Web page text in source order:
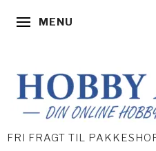
SKIFTE NAVIGATION
MENU
FRI FRAGT TIL